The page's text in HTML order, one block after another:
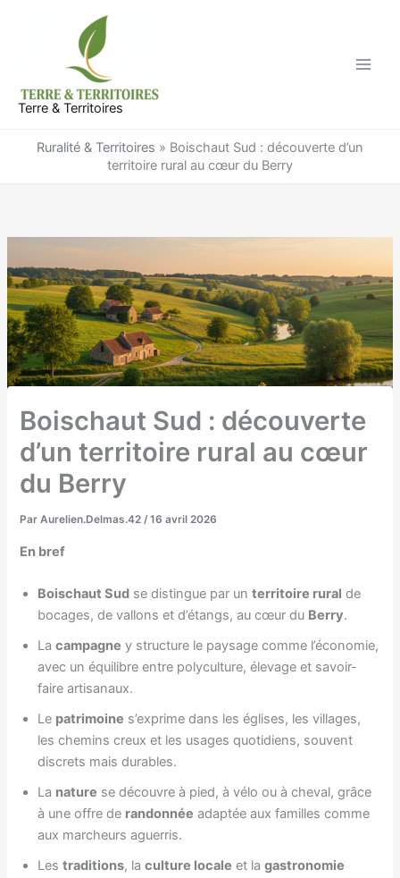
Terre & Territoires
Ruralité & Territoires » Boischaut Sud : découverte d’un
territoire rural au cœur du Berry
Boischaut Sud : découverte
d’un territoire rural au cœur
du Berry
ParAurelien.Delmas.42/16 avril 2026
En bref
Boischaut Sud se distingue par unterritoire rural de
bocages, de vallons et d’étangs, au cœur du Berry.
Lacampagne y structure le paysage comme l’économie,
avec un équilibre entre polyculture, élevage et savoir-
faire artisanaux.
Le patrimoine s’exprime dans les églises, les villages,
les chemins creux et les usages quotidiens, souvent
discrets mais durables.
La nature se découvre à pied, à vélo ou à cheval, grâce
à une offre de randonnée adaptée aux familles comme
aux marcheurs aguerris.
Lestraditions, laculture locale et lagastronomie